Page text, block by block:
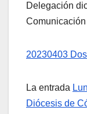
Delegación
20230403
La entrada
Diócesis de